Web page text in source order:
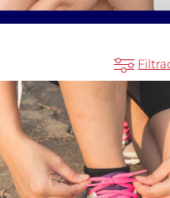
Parte del cuerpo
Face
Hidratación corporal
Problemas del cuero